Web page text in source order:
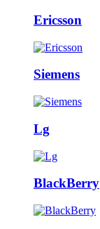
Ericsson
Siemens
Lg
BlackBerry